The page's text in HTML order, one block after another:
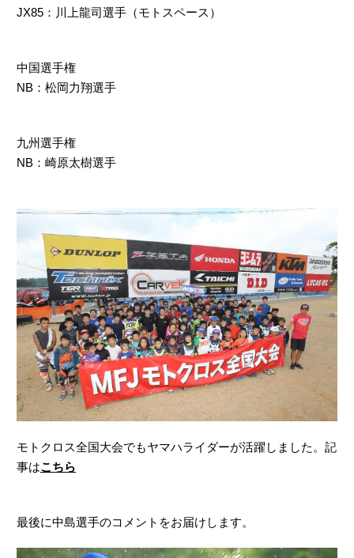
JX85：川上龍司選手（モトスペース）
中国選手権
NB：松岡力翔選手
九州選手権
NB：崎原太樹選手
モトクロス全国大会でもヤマハライダーが活躍しました。記
事はこちら
最後に中島選手のコメントをお届けします。